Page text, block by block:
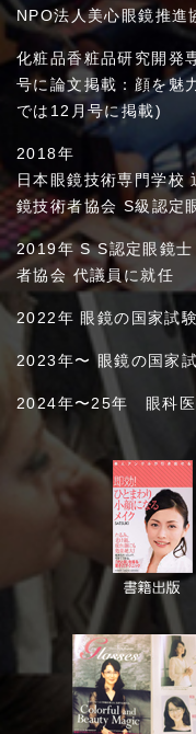
NPO法人美心眼鏡推
化粧品香粧品研究開発
号に論文掲載：顔を魅
では12月号に掲載)
2018年
日本眼鏡技術専門学校
鏡技術者協会 S級認定
2019年 S S認定眼鏡
者協会 代議員に就任
2022年 眼鏡の国家試
2023年〜 眼鏡の国家
2024年〜25年 眼科医